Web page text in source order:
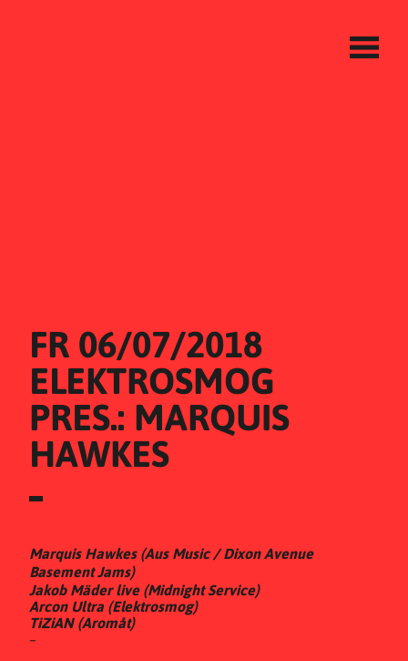
FR 06/07/2018
ELEKTROSMOG
PRES.: MARQUIS
HAWKES
Marquis Hawkes (Aus Music / Dixon Avenue
Basement Jams)
Jakob Mäder live (Midnight Service)
Arcon Ultra (Elektrosmog)
TiZiAN (Aromåt)
–